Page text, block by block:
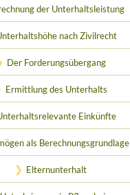
der Unterhaltsleistung
nach Zivilrecht
Der Forderungsübergang
Ermittlung des Unterhalts
Einkünfte
als Berechnungsgrundlage
Elternunterhalt